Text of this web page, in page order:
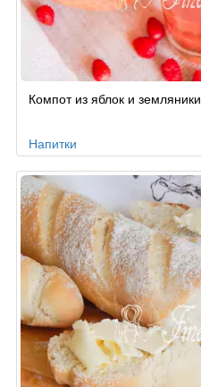
Компот из яблок и земляники
Напитки